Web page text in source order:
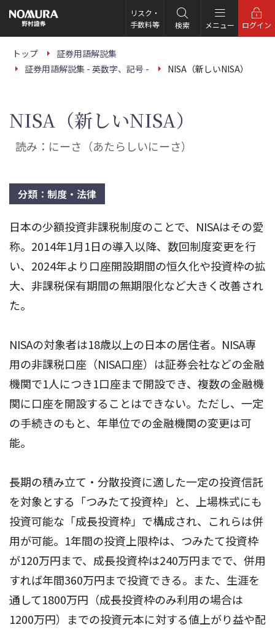
の
ー
リスク・
手数料等
検索 メニュー ログイン
トップ
証券用語解説集
証券用語解説集 - 英数字、記号 -
NISA（新しいNISA）
NISA（新しいNISA）
読み：にーさ（あたらしいにーさ）
分類：制度・法律
日本の少額投資非課税制度のことで、NISAはその愛
称。2014年1月1日の導入以降、数回制度変更を行
い、2024年より口座開設期間の恒久化や投資枠の拡
大、非課税保有期間の無期限化など大きく改善され
た。
NISAの対象者は18歳以上の日本の居住者。NISA専
用の非課税口座（NISA口座）は証券会社などの金融
機関で1人につき1口座まで開設でき、複数の金融機
関に口座を開設することはできない。ただし、一定
の手続きのもと、年単位での金融機関の変更は可
能。
長期の積み立て・分散投資に適した一定の投資信託
を対象とする「つみたて投資枠」と、上場株式にも
投資可能な「成長投資枠」で構成され、これらは併
用が可能。1年間の投資上限枠は、つみたて投資枠
が120万円まで、成長投資枠は240万円までで、併用
すれば年間360万円まで投資できる。また、生涯を
通して1800万円（成長投資枠のみ利用の場合は
1200万円）までの投資元本に対する値上がり益や配